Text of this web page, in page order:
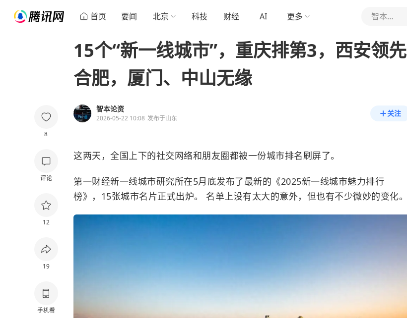
首页 要闻 北京 科技 财经 AI 更多 智本论资
8
评论
12
19
手机看
15个“新一线城市”，重庆排第3，西安领先
合肥，厦门、中山无缘
智本论资
2026-05-22 10:08 发布于山东
关注
这两天，全国上下的社交网络和朋友圈都被一份城市排名刷屏了。
第一财经新一线城市研究所在5月底发布了最新的《2025新一线城市魅力排行
榜》，15张城市名片正式出炉。 名单上没有太大的意外，但也有不少微妙的变化。